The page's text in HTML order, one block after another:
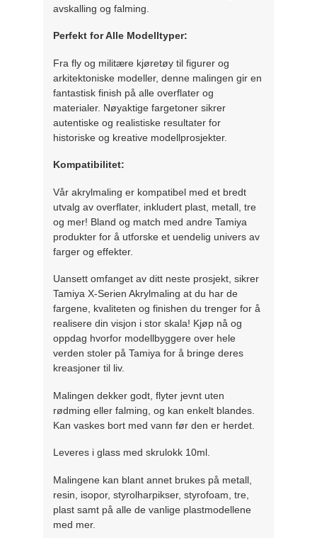
avskalling og falming.
Perfekt for Alle Modelltyper:
Fra fly og militære kjøretøy til figurer og
arkitektoniske modeller, denne malingen gir en
fantastisk finish på alle overflater og
materialer. Nøyaktige fargetoner sikrer
autentiske og realistiske resultater for
historiske og kreative modellprosjekter.
Kompatibilitet:
Vår akrylmaling er kompatibel med et bredt
utvalg av overflater, inkludert plast, metall, tre
og mer! Bland og match med andre Tamiya
produkter for å utforske et uendelig univers av
farger og effekter.
Uansett omfanget av ditt neste prosjekt, sikrer
Tamiya X-Serien Akrylmaling at du har de
fargene, kvaliteten og finishen du trenger for å
realisere din visjon i stor skala! Kjøp nå og
oppdag hvorfor modellbyggere over hele
verden stoler på Tamiya for å bringe deres
kreasjoner til liv.
Malingen dekker godt, flyter jevnt uten
rødming eller falming, og kan enkelt blandes.
Kan vaskes bort med vann før den er herdet.
Leveres i glass med skrulokk 10ml.
Malingene kan blant annet brukes på metall,
resin, isopor, styrolharpikser, styrofoam, tre,
plast samt på alle de vanlige plastmodellene
med mer.